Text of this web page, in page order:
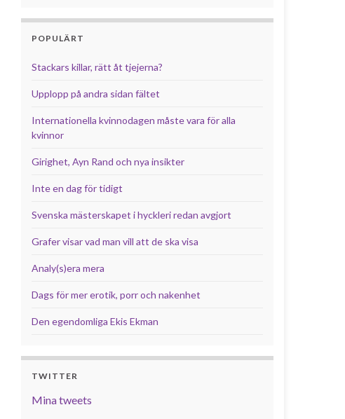
POPULÄRT
Stackars killar, rätt åt tjejerna?
Upplopp på andra sidan fältet
Internationella kvinnodagen måste vara för alla
kvinnor
Girighet, Ayn Rand och nya insikter
Inte en dag för tidigt
Svenska mästerskapet i hyckleri redan avgjort
Grafer visar vad man vill att de ska visa
Analy(s)era mera
Dags för mer erotik, porr och nakenhet
Den egendomliga Ekis Ekman
TWITTER
Mina tweets